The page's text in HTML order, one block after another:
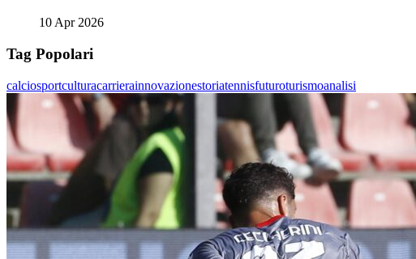
10 Apr 2026
Tag Popolari
calciosportculturacarrierainnovazionestoriatennisfuturoturismoanalisi